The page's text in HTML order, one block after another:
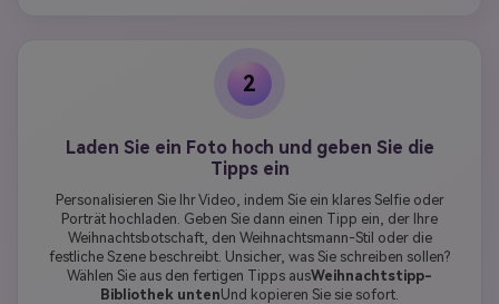
2
Laden Sie ein Foto hoch und geben Sie die
Tipps ein
Personalisieren Sie Ihr Video, indem Sie ein klares Selfie oder
Porträt hochladen. Geben Sie dann einen Tipp ein, der Ihre
Weihnachtsbotschaft, den Weihnachtsmann-Stil oder die
festliche Szene beschreibt. Unsicher, was Sie schreiben sollen?
Wählen Sie aus den fertigen Tipps ausWeihnachtstipp-
Bibliothek untenUnd kopieren Sie sie sofort.